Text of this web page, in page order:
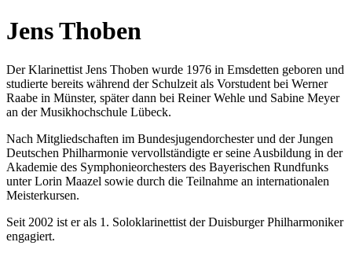
Jens Thoben
Der Klarinettist Jens Thoben wurde 1976 in Emsdetten geboren und
studierte bereits während der Schulzeit als Vorstudent bei Werner
Raabe in Münster, später dann bei Reiner Wehle und Sabine Meyer
an der Musikhochschule Lübeck.
Nach Mitgliedschaften im Bundesjugendorchester und der Jungen
Deutschen Philharmonie vervollständigte er seine Ausbildung in der
Akademie des Symphonieorchesters des Bayerischen Rundfunks
unter Lorin Maazel sowie durch die Teilnahme an internationalen
Meisterkursen.
Seit 2002 ist er als 1. Soloklarinettist der Duisburger Philharmoniker
engagiert.